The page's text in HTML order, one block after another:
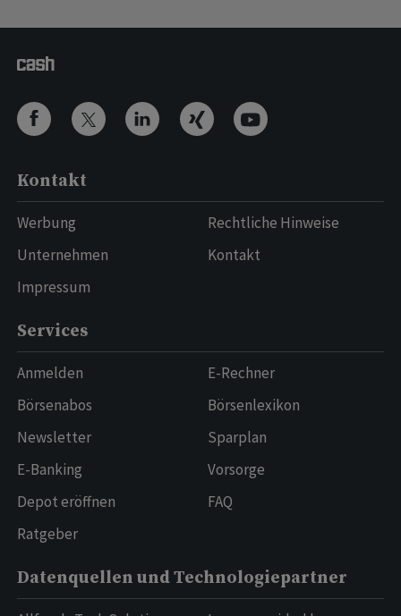
Kontakt
Werbung
Unternehmen
Impressum
Rechtliche Hinweise
Kontakt
Services
Anmelden
Börsenabos
Newsletter
E-Banking
Depot eröffnen
Ratgeber
E-Rechner
Börsenlexikon
Sparplan
Vorsorge
FAQ
Datenquellen und Technologiepartner